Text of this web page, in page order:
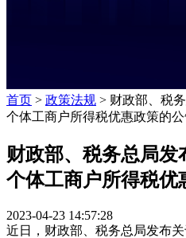
首页 > 政策法规 > 财政部、税
个体工商户所得税优惠政策的
财政部、税务总局发
个体工商户所得税优
2023-04-23 14:57:28
近日，财政部、税务总局发布